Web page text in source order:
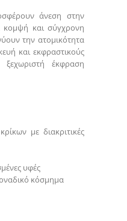
άνεση στην
κομψή και σύγχρονη
την ατομικότητα
και εκφραστικούς
έκφραση
με διακριτικές
υφές
κόσμημα